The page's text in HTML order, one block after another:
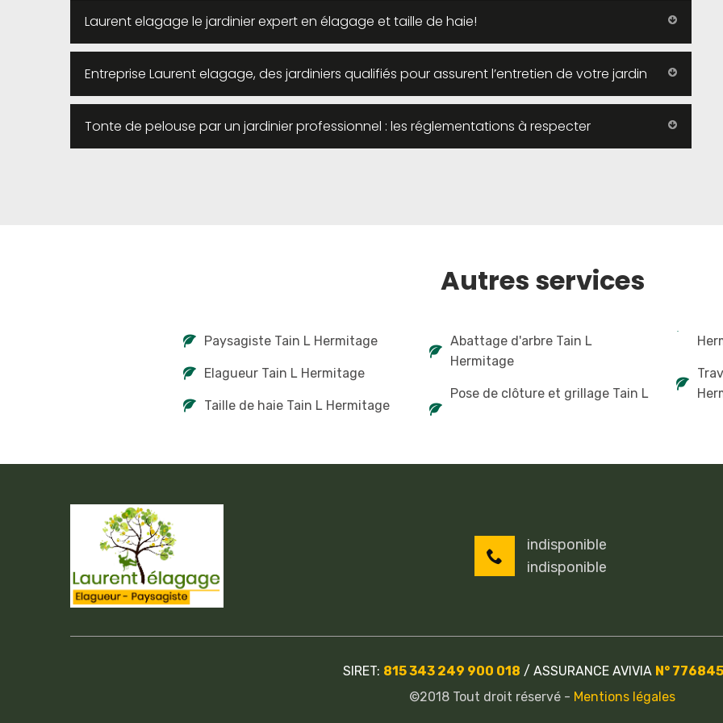
Laurent elagage le jardinier expert en élagage et taille de haie!
Entreprise Laurent elagage, des jardiniers qualifiés pour assurent l’entretien de votre jardin
Tonte de pelouse par un jardinier professionnel : les réglementations à respecter
Autres services
Paysagiste Tain L Hermitage
Elagueur Tain L Hermitage
Taille de haie Tain L Hermitage
Abattage d'arbre Tain L
Hermitage
Pose de clôture et grillage Tain L
indisponible
indisponible
SIRET: 815 343 249 900 018 / ASSURANCE AVIVIA N°
©2018 Tout droit réservé - Mentions légales